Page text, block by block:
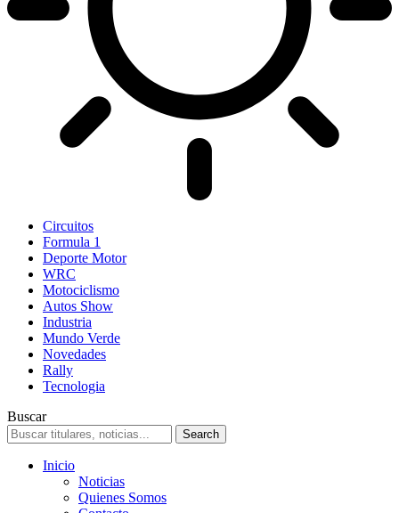
Circuitos
Formula 1
Deporte Motor
WRC
Motociclismo
Autos Show
Industria
Mundo Verde
Novedades
Rally
Tecnologia
Buscar
Inicio
Noticias
Quienes Somos